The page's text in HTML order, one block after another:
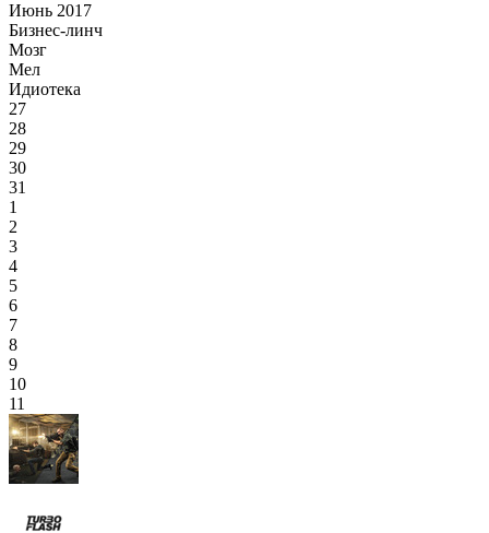
Июнь 2017
Бизнес-линч
Мозг
Мел
Идиотека
27
28
29
30
31
1
2
3
4
5
6
7
8
9
10
11